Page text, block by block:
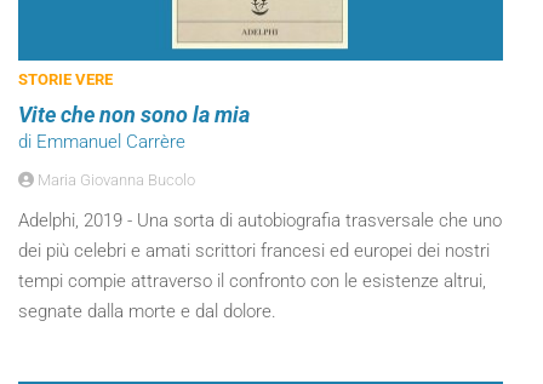
STORIE VERE
Vite che non sono la mia
di Emmanuel Carrère
Maria Giovanna Bucolo
Adelphi, 2019 - Una sorta di autobiografia trasversale che uno
dei più celebri e amati scrittori francesi ed europei dei nostri
tempi compie attraverso il confronto con le esistenze altrui,
segnate dalla morte e dal dolore.